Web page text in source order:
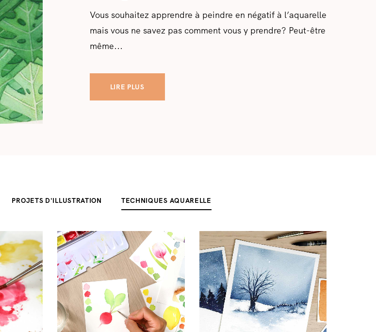
Vous souhaitez apprendre à peindre en négatif à l’aquarelle
mais vous ne savez pas comment vous y prendre? Peut-être
même...
LIRE PLUS
PROJETS D'ILLUSTRATION TECHNIQUES AQUARELLE